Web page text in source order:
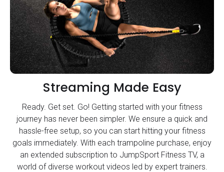
Streaming Made Easy
Ready. Get set. Go! Getting started with your fitness
journey has never been simpler. We ensure a quick and
hassle-free setup, so you can start hitting your fitness
goals immediately. With each trampoline purchase, enjoy
an extended subscription to JumpSport Fitness TV, a
world of diverse workout videos led by expert trainers.